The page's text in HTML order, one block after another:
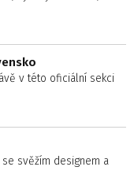
v této oficiální sekci
svěžím designem a